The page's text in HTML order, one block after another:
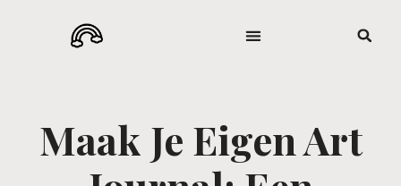
Maak Je Eigen Art